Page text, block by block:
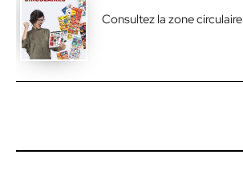
Consultez la zone circulaire